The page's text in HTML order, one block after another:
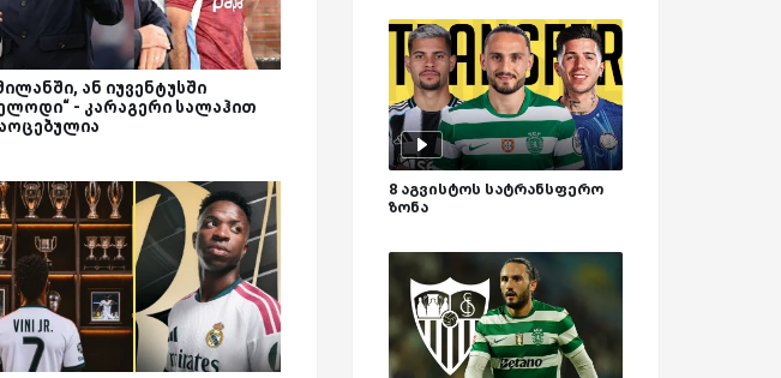
ან იუვენტუსში
- კარაგერი სალაჰით
8 აგვისტოს სატრანსფერო
ზონა